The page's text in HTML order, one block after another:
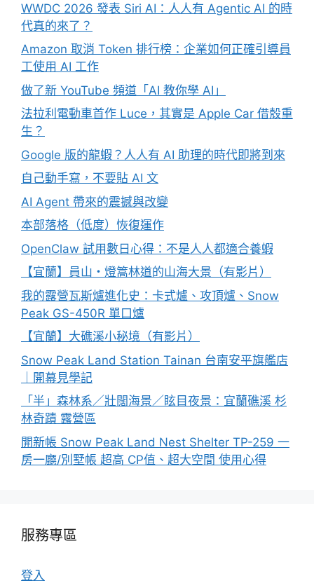
WWDC 2026 發表 Siri AI：人人有 Agentic AI 的時
代真的來了？
Amazon 取消 Token 排行榜：企業如何正確引導員
工使用 AI 工作
做了新 YouTube 頻道「AI 教你學 AI」
法拉利電動車首作 Luce，其實是 Apple Car 借殼重
生？
Google 版的龍蝦？人人有 AI 助理的時代即將到來
自己動手寫，不要貼 AI 文
AI Agent 帶來的震撼與改變
本部落格（低度）恢復運作
OpenClaw 試用數日心得：不是人人都適合養蝦
【宜蘭】員山・燈篙林道的山海大景（有影片）
我的露營瓦斯爐進化史：卡式爐、攻頂爐、Snow
Peak GS-450R 單口爐
【宜蘭】大礁溪小秘境（有影片）
Snow Peak Land Station Tainan 台南安平旗艦店
｜開幕見學記
「半」森林系／壯闊海景／眩目夜景：宜蘭礁溪 杉
林奇蹟 露營區
開新帳 Snow Peak Land Nest Shelter TP-259 一
房一廳/別墅帳 超高 CP值、超大空間 使用心得
服務專區
登入